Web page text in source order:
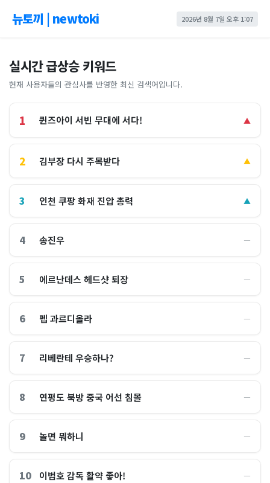
뉴토끼 | newtoki 2026년 8월 7일 오후 1:07
실시간 급상승 키워드
현재 사용자들의 관심사를 반영한 최신 검색어입니다.
1 퀸즈아이 서빈 무대에 서다! ▲
2 김부장 다시 주목받다 ▲
3 인천 쿠팡 화재 진압 총력 ▲
4 송진우 ―
5 에르난데스 헤드샷 퇴장 ―
6 펩 과르디올라 ―
7 리베란테 우승하나? ―
8 연평도 북방 중국 어선 침몰 ―
9 놀면 뭐하니 ―
10 이범호 감독 활약 좋아! ―